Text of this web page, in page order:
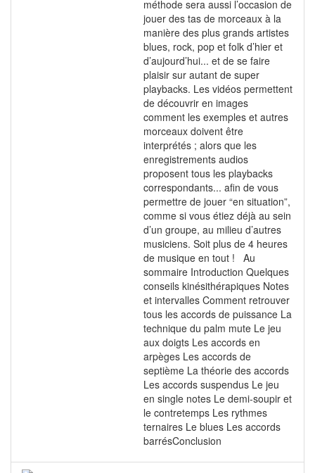
méthode sera aussi l’occasion de
jouer des tas de morceaux à la
manière des plus grands artistes
blues, rock, pop et folk d’hier et
d’aujourd’hui... et de se faire
plaisir sur autant de super
playbacks. Les vidéos permettent
de découvrir en images
comment les exemples et autres
morceaux doivent être
interprétés ; alors que les
enregistrements audios
proposent tous les playbacks
correspondants... afin de vous
permettre de jouer “en situation”,
comme si vous étiez déjà au sein
d’un groupe, au milieu d’autres
musiciens. Soit plus de 4 heures
de musique en tout ! Au
sommaire Introduction Quelques
conseils kinésithérapiques Notes
et intervalles Comment retrouver
tous les accords de puissance La
technique du palm mute Le jeu
aux doigts Les accords en
arpèges Les accords de
septième La théorie des accords
Les accords suspendus Le jeu
en single notes Le demi-soupir et
le contretemps Les rythmes
ternaires Le blues Les accords
barrésConclusion